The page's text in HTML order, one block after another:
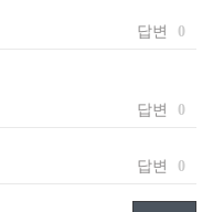
답변 0
답변 0
답변 0